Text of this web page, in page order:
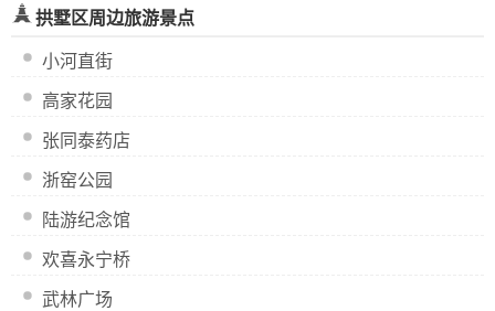
拱墅区周边旅游景点
小河直街
高家花园
张同泰药店
浙窑公园
陆游纪念馆
欢喜永宁桥
武林广场